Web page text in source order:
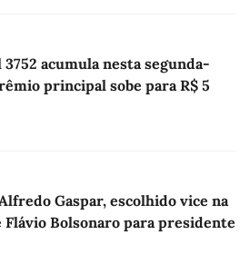
acumula nesta segunda-
principal sobe para R$ 5
Gaspar, escolhido vice na
Flávio Bolsonaro para presidente